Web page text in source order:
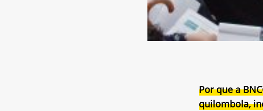
Por que a
quilombola,